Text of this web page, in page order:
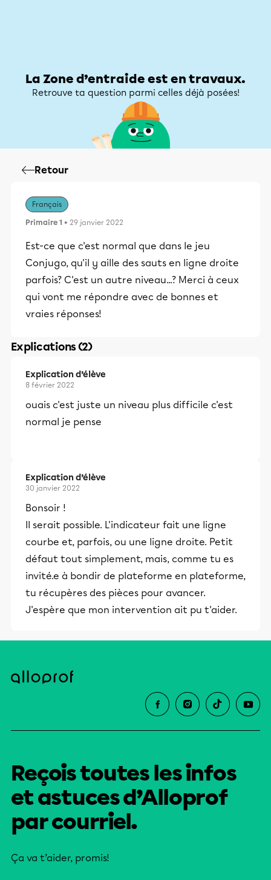
La Zone d’entraide est en travaux.
Retrouve ta question parmi celles déjà posées!
Retour
Français
Primaire 1 • 29 janvier 2022
Est-ce que c'est normal que dans le jeu
Conjugo, qu'il y aille des sauts en ligne droite
parfois? C'est un autre niveau...? Merci à ceux
qui vont me répondre avec de bonnes et
vraies réponses!
Explications (2)
Explication d’élève
8 février 2022
ouais c'est juste un niveau plus difficile c'est
normal je pense
Explication d’élève
30 janvier 2022
Bonsoir !
Il serait possible. L'indicateur fait une ligne
courbe et, parfois, ou une ligne droite. Petit
défaut tout simplement, mais, comme tu es
invité.e à bondir de plateforme en plateforme,
tu récupères des pièces pour avancer.
J'espère que mon intervention ait pu t'aider.
Reçois toutes les infos
et astuces d’Alloprof
par courriel.
Ça va t’aider, promis!